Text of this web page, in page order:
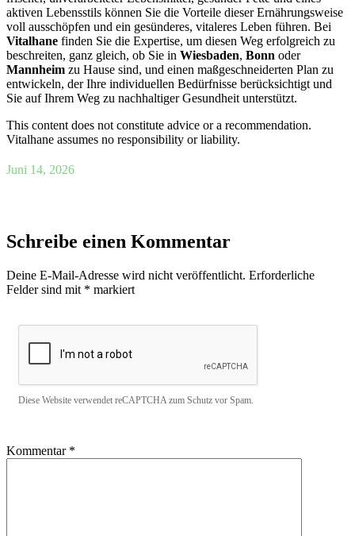
aktiven Lebensstils können Sie die Vorteile dieser Ernährungsweise
voll ausschöpfen und ein gesünderes, vitaleres Leben führen. Bei
Vitalhane finden Sie die Expertise, um diesen Weg erfolgreich zu
beschreiten, ganz gleich, ob Sie in Wiesbaden, Bonn oder
Mannheim zu Hause sind, und einen maßgeschneiderten Plan zu
entwickeln, der Ihre individuellen Bedürfnisse berücksichtigt und
Sie auf Ihrem Weg zu nachhaltiger Gesundheit unterstützt.
This content does not constitute advice or a recommendation.
Vitalhane assumes no responsibility or liability.
Juni 14, 2026
Schreibe einen Kommentar
Deine E-Mail-Adresse wird nicht veröffentlicht. Erforderliche
Felder sind mit * markiert
Diese Website verwendet reCAPTCHA zum Schutz vor Spam.
Kommentar *